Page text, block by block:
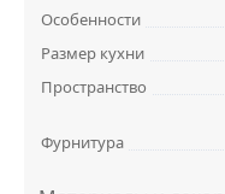
Особенности
Размер кухни
Пространство
Фурнитура